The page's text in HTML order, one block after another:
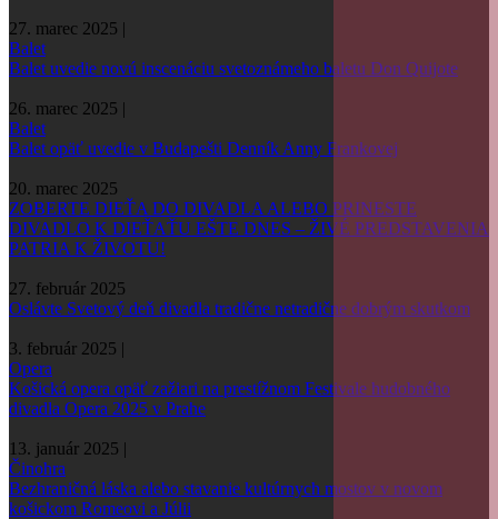
27. marec 2025 |
Balet
Balet uvedie novú inscenáciu svetoznámeho baletu Don Quijote
26. marec 2025 |
Balet
Balet opäť uvedie v Budapešti Denník Anny Frankovej
20. marec 2025
ZOBERTE DIEŤA DO DIVADLA ALEBO PRINESTE
DIVADLO K DIEŤAŤU EŠTE DNES – ŽIVÉ PREDSTAVENIA
PATRIA K ŽIVOTU!
27. február 2025
Oslávte Svetový deň divadla tradične netradične dobrým skutkom
3. február 2025 |
Opera
Košická opera opäť zažiari na prestížnom Festivale hudobného
divadla Opera 2025 v Prahe
13. január 2025 |
Činohra
Bezhraničná láska alebo stavanie kultúrnych mostov v novom
košickom Romeovi a Júlii